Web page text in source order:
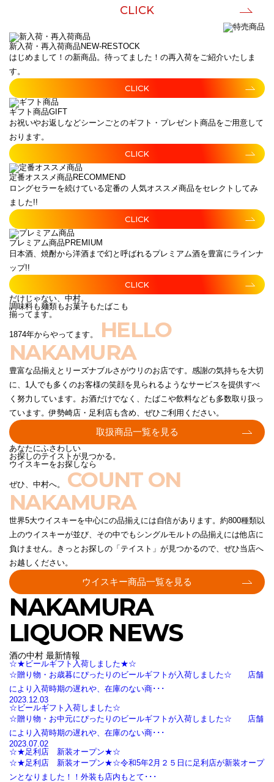
CLICK
新入荷・再入荷商品 NEW-RESTOCK
はじめまして！の新商品。待ってました！の再入荷をご紹介いたしま
す。
CLICK
ギフト商品GIFT
お祝いやお返しなどシーンごとのギフト・プレゼント商品をご用意して
おります。
CLICK
定番オススメ商品 RECOMMEND
ロングセラーを続けている定番の 人気オススメ商品をセレクトしてみ
ました!!
CLICK
プレミアム商品 PREMIUM
日本酒、焼酎から洋酒まで幻と呼ばれるプレミアム酒を豊富にラインナ
ップ!!
CLICK
だけじゃない、中村。
調味料も麺類もお菓子もたばこも
揃ってます。
1874年からやってます。
HELLO
NAKAMURA
豊富な品揃えとリーズナブルさがウリのお店です。感謝の気持ちを大切
に、1人でも多くのお客様の笑顔を見られるようなサービスを提供すべ
く努力しています。お酒だけでなく、たばこや飲料なども多数取り扱っ
ています。伊勢崎店・足利店も含め、ぜひご利用ください。
取扱商品一覧を見る
あなたにふさわしい
お探しのテイストが見つかる。
ウイスキーをお探しなら
ぜひ、中村へ。 COUNT ON
NAKAMURA
世界5大ウイスキーを中心にの品揃えには自信があります。約800種類以
上のウイスキーが並び、その中でもシングルモルトの品揃えには他店に
負けません。きっとお探しの「テイスト」が見つかるので、ぜひ当店へ
お越しください。
ウイスキー商品一覧を見る
NAKAMURA
LIQUOR NEWS
酒の中村 最新情報
☆★ビールギフト入荷しました★☆
☆贈り物・お歳暮にぴったりのビールギフトが入荷しました☆ 店舗
により入荷時期の遅れや、在庫のない商･･･
2023.12.03
☆ビールギフト入荷しました☆
☆贈り物・お中元にぴったりのビールギフトが入荷しました☆ 店舗
により入荷時期の遅れや、在庫のない商･･･
2023.07.02
☆★足利店 新装オープン★☆
☆★足利店 新装オープン★☆令和5年2月２５日に足利店が新装オープ
ンとなりました！！外装も店内もとて･･･